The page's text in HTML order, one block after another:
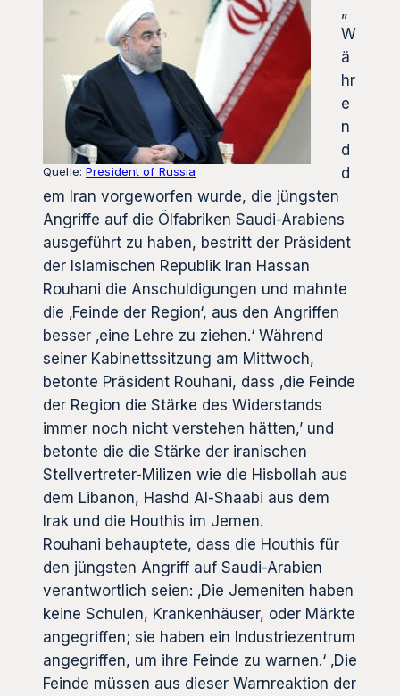
Quelle:President of Russia
„
W
ä
hr
e
n
d
d
em Iran vorgeworfen wurde, die jüngsten
Angriffe auf die Ölfabriken Saudi-Arabiens
ausgeführt zu haben, bestritt der Präsident
der Islamischen Republik Iran Hassan
Rouhani die Anschuldigungen und mahnte
die ‚Feinde der Region‘, aus den Angriffen
besser ‚eine Lehre zu ziehen.‘ Während
seiner Kabinettssitzung am Mittwoch,
betonte Präsident Rouhani, dass ‚die Feinde
der Region die Stärke des Widerstands
immer noch nicht verstehen hätten,’ und
betonte die die Stärke der iranischen
Stellvertreter-Milizen wie die Hisbollah aus
dem Libanon, Hashd Al-Shaabi aus dem
Irak und die Houthis im Jemen.
Rouhani behauptete, dass die Houthis für
den jüngsten Angriff auf Saudi-Arabien
verantwortlich seien: ‚Die Jemeniten haben
keine Schulen, Krankenhäuser, oder Märkte
angegriffen; sie haben ein Industriezentrum
angegriffen, um ihre Feinde zu warnen.‘ ‚Die
Feinde müssen aus dieser Warnreaktion der